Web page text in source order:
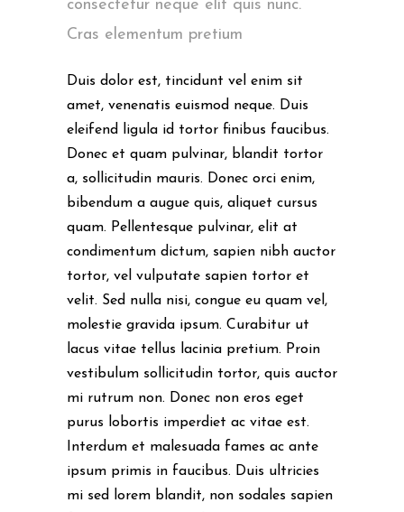
consectetur neque elit quis nunc.
Cras elementum pretium
Duis dolor est, tincidunt vel enim sit
amet, venenatis euismod neque. Duis
eleifend ligula id tortor finibus faucibus.
Donec et quam pulvinar, blandit tortor
a, sollicitudin mauris. Donec orci enim,
bibendum a augue quis, aliquet cursus
quam. Pellentesque pulvinar, elit at
condimentum dictum, sapien nibh auctor
tortor, vel vulputate sapien tortor et
velit. Sed nulla nisi, congue eu quam vel,
molestie gravida ipsum. Curabitur ut
lacus vitae tellus lacinia pretium. Proin
vestibulum sollicitudin tortor, quis auctor
mi rutrum non. Donec non eros eget
purus lobortis imperdiet ac vitae est.
Interdum et malesuada fames ac ante
ipsum primis in faucibus. Duis ultricies
mi sed lorem blandit, non sodales sapien